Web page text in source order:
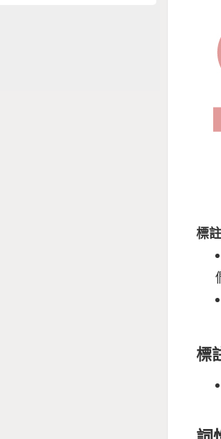
標
標